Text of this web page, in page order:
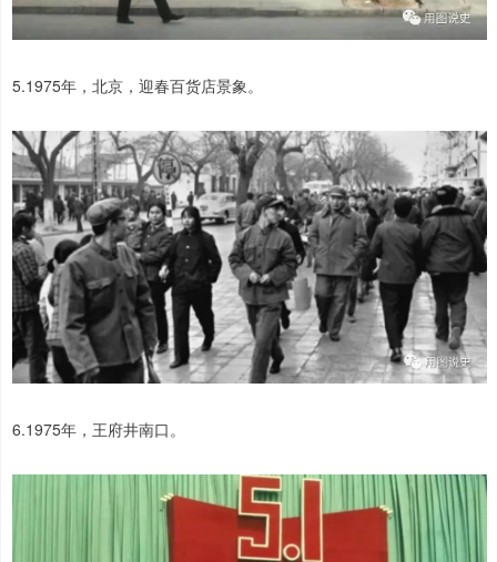
5.1975年，北京，迎春百货店景象。
6.1975年，王府井南口。